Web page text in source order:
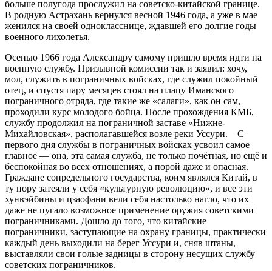
больше полугода прослужил на советско-китайской границе.
В родную Астрахань вернулся весной 1946 года, а уже в мае
женился на своей однокласснице, ждавшей его долгие годы
военного лихолетья.
Осенью 1966 года Александру самому пришло время идти на
военную службу. Призывной комиссии так и заявил: хочу,
мол, служить в пограничных войсках, где служил покойный
отец, и спустя пару месяцев стоял на плацу Иманского
пограничного отряда, где такие же «салаги», как он сам,
проходили курс молодого бойца. После прохождения КМБ,
службу продолжил на пограничной заставе «Нижне-
Михайловская», располагавшейся возле реки Уссури. С
первого дня службы в пограничных войсках усвоил самое
главное — она, эта самая служба, не только почётная, но ещё и
беспокойная во всех отношениях, а порой даже и опасная.
Граждане сопредельного государства, коим являлся Китай, в
ту пору затеяли у себя «культурную революцию», и все эти
хунвэйбины и цзаофани вели себя настолько нагло, что их
даже не пугало возможное применение оружия советскими
пограничниками. Дошло до того, что китайские
пограничники, заступающие на охрану границы, практически
каждый день выходили на берег Уссури и, сняв штаны,
выставляли свои голые задницы в сторону несущих службу
советских пограничников.